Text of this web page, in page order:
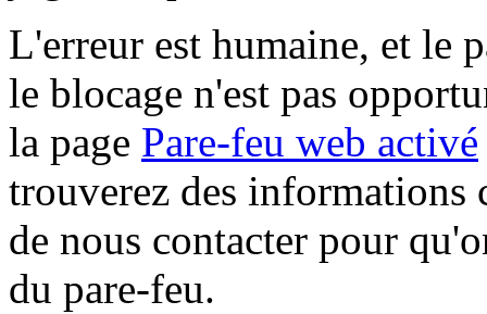
L'erreur est humaine, et le
le blocage n'est pas
la page Pare-feu web activé
trouverez des informations
de nous contacter pour
du pare-feu.